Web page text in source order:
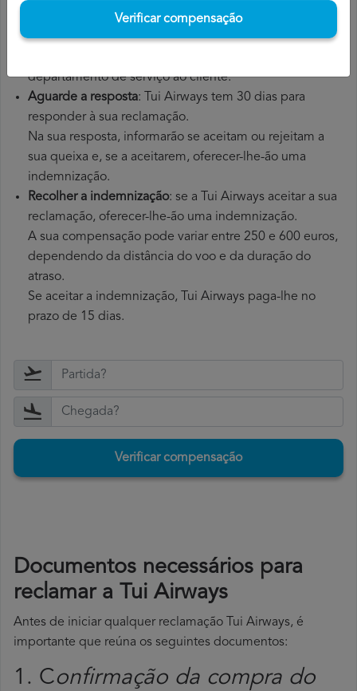
apresentar uma reclamação formal. Poderá fazê-lo
através doformulário de reclamaçãono website da Tui
departamento de serviço ao cliente.
Aguarde a resposta: Tui Airways tem 30 dias para
responder à sua reclamação.
Na sua resposta, informarão se aceitam ou rejeitam a
sua queixa e, se a aceitarem, oferecer-lhe-ão uma
indemnização.
Recolher a indemnização: se a Tui Airways aceitar a sua
reclamação, oferecer-lhe-ão uma indemnização.
A sua compensação pode variar entre 250 e 600 euros,
dependendo da distância do voo e da duração do
atraso.
Se aceitar a indemnização, Tui Airways paga-lhe no
prazo de 15 dias.
Verificar compensação
Documentos necessários para
reclamar a Tui Airways
Antes de iniciar qualquer reclamação Tui Airways, é
importante que reúna os seguintes documentos:
1. Confirmação da compra do
Verificar compensação